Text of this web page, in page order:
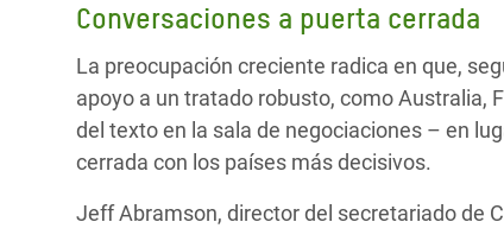
Conversaciones a puerta cerrada
La preocupación creciente radica en que,
apoyo a un tratado robusto, como Australia,
del texto en la sala de negociaciones – en
cerrada con los países más decisivos.
Jeff Abramson, director del secretariado de